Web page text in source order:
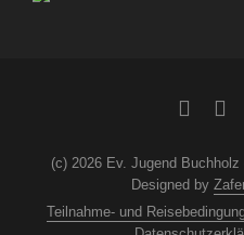
(c) 2026 Ev. Jugend
Designed by
Teilnahme- und